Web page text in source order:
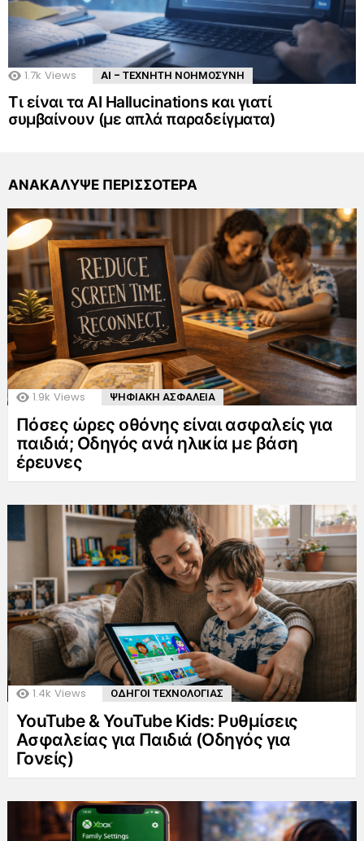
1.7k Views AI - ΤΕΧΝΗΤΗ ΝΟΗΜΟΣΥΝΗ
Τι είναι τα AI Hallucinations και γιατί
συμβαίνουν (με απλά παραδείγματα)
ΑΝΑΚΑΛΥΨΕ ΠΕΡΙΣΣΟΤΕΡΑ
1.9k Views ΨΗΦΙΑΚΗ ΑΣΦΑΛΕΙΑ
Πόσες ώρες οθόνης είναι ασφαλείς για
παιδιά; Οδηγός ανά ηλικία με βάση
έρευνες
1.4k Views ΟΔΗΓΟΙ ΤΕΧΝΟΛΟΓΙΑΣ
YouTube & YouTube Kids: Ρυθμίσεις
Ασφαλείας για Παιδιά (Οδηγός για
Γονείς)